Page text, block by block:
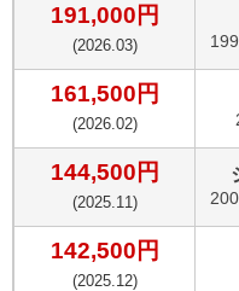
191,000 円
(2026.03)
161,500 円
(2026.02)
144,500 円
(2025.11)
142,500 円
(2025.12)